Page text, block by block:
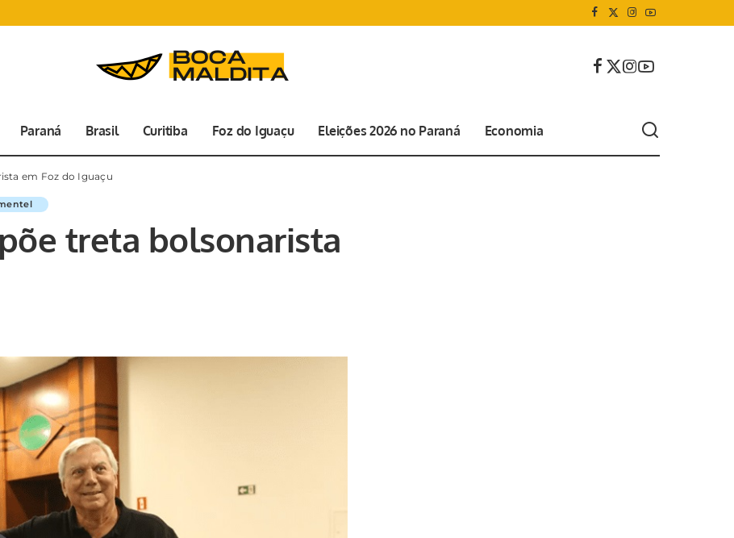
Paraná Brasil Curitiba Foz do Iguaçu Eleições 2026 no Paraná Economia
em Foz do Iguaçu
treta bolsonarista